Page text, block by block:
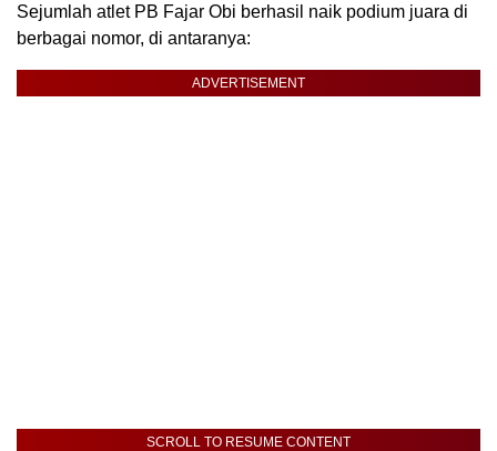
Sejumlah atlet PB Fajar Obi berhasil naik podium juara di
berbagai nomor, di antaranya:
ADVERTISEMENT
SCROLL TO RESUME CONTENT